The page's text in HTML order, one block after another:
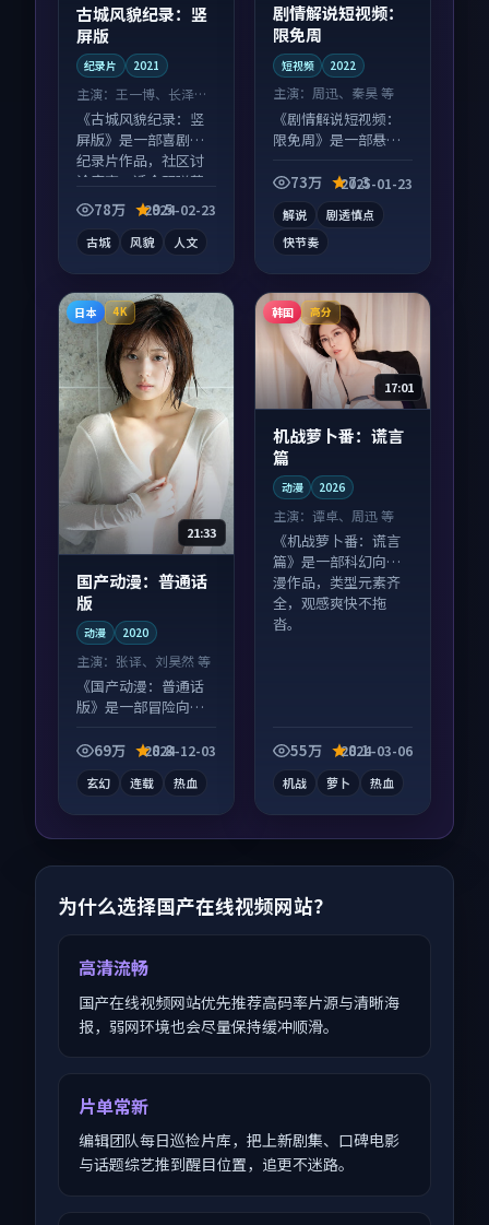
古城风貌纪录：竖
屏版
纪录片 2021
主演： 王一博、长泽雅
美 等
《古城风貌纪录：竖
屏版》是一部喜剧向
纪录片作品，社区讨
论度高，适合配弹幕
观看。
78万 9.5
2024-02-23
古城 风貌 人文
剧情解说短视频：
限免周
短视频 2022
主演： 周迅、秦昊 等
《剧情解说短视频：
限免周》是一部悬疑
持续发酵，适合周末
73万 7.3
2025-01-23
解说
剧透慎点
快节奏
日本 4K
21:33
国产动漫：普通话
版
动漫 2020
主演： 张译、刘昊然 等
《国产动漫：普通话
版》是一部冒险向动
错过，字幕区常有惊
69万 8.8
2024-12-03
玄幻 连载 热血
韩国 高分
17:01
机战萝卜番：谎言
篇
动漫 2026
主演：谭卓、周迅 等
《机战萝卜番：谎言
篇》是一部科幻向动
漫作品，类型元素齐
全，观感爽快不拖
沓。
55万 8.1
2024-03-06
机战 萝卜 热血
为什么选择国产在线视频网站？
高清流畅
国产在线视频网站优先推荐高码率片源与清晰海
报，弱网环境也会尽量保持缓冲顺滑。
片单常新
编辑团队每日巡检片库，把上新剧集、口碑电影
与话题综艺推到醒目位置，追更不迷路。